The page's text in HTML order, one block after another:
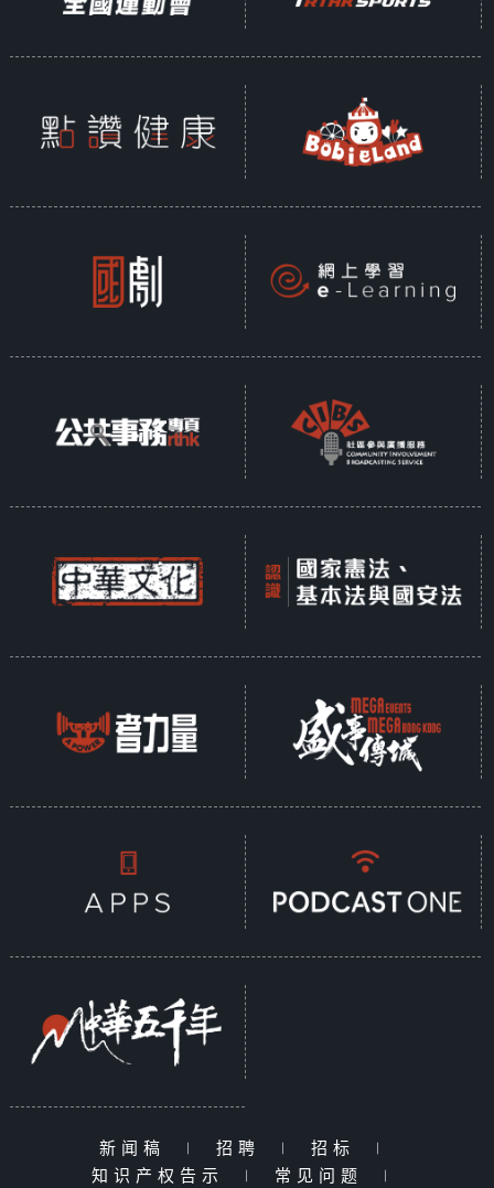
新闻稿 | 招聘 | 招标
|
知识产权告示
| 常见问题 |